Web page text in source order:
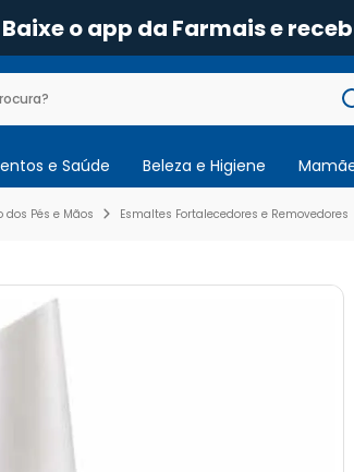
Baixe o app da Farmais e
e Saúde Beleza e Higiene
dos Pés e Mãos Esmaltes Fortalecedores e Removedores